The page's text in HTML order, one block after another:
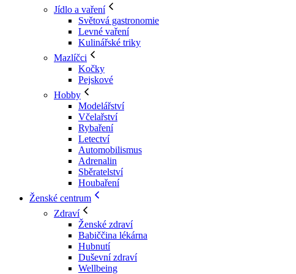
Jídlo a vaření
Světová gastronomie
Levné vaření
Kulinářské triky
Mazlíčci
Kočky
Pejskové
Hobby
Modelářství
Včelařství
Rybaření
Letectví
Automobilismus
Adrenalin
Sběratelství
Houbaření
Ženské centrum
Zdraví
Ženské zdraví
Babiččina lékárna
Hubnutí
Duševní zdraví
Wellbeing